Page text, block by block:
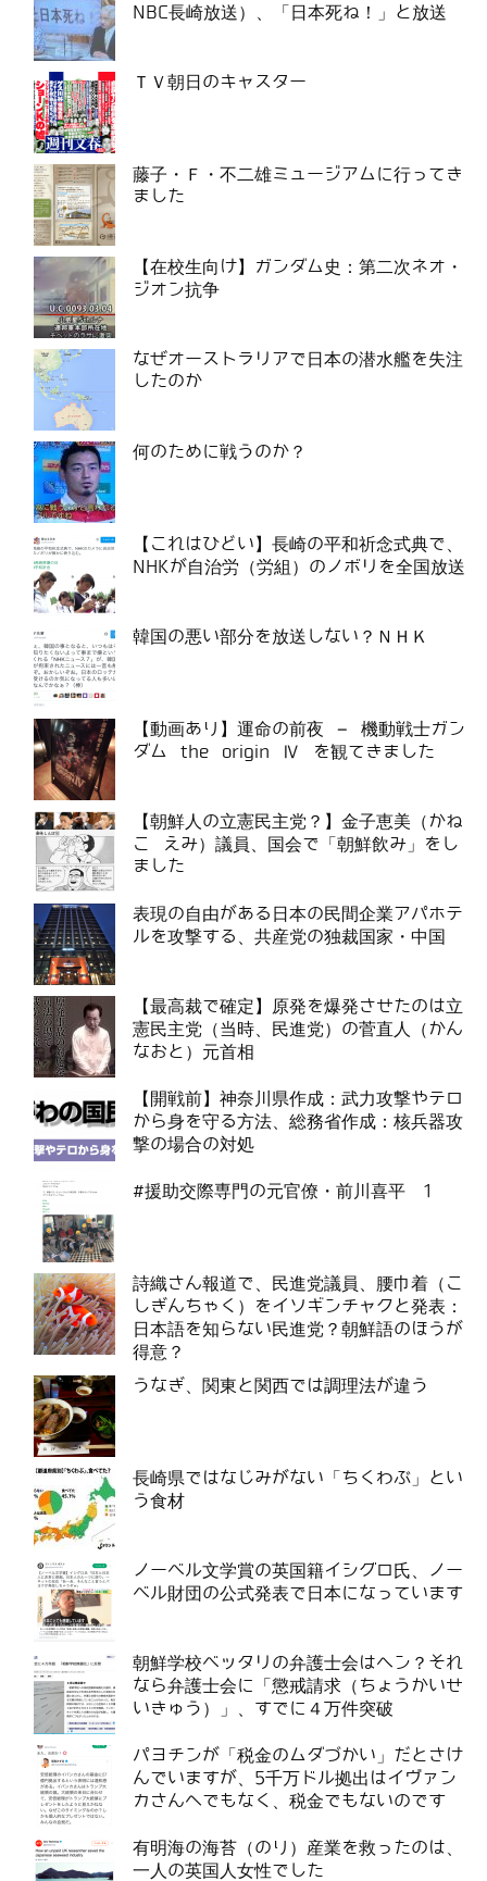
NBC長崎放送）、「日本死ね！」と放送
ＴＶ朝日のキャスター
藤子・Ｆ・不二雄ミュージアムに行ってき
ました
【在校生向け】ガンダム史：第二次ネオ・
ジオン抗争
なぜオーストラリアで日本の潜水艦を失注
したのか
何のために戦うのか？
【これはひどい】長崎の平和祈念式典で、
NHKが自治労（労組）のノボリを全国放送
韓国の悪い部分を放送しない？ＮＨＫ
【動画あり】運命の前夜 – 機動戦士ガン
ダム the origin Ⅳ を観てきました
【朝鮮人の立憲民主党？】金子恵美（かね
こ えみ）議員、国会で「朝鮮飲み」をし
ました
表現の自由がある日本の民間企業アパホテ
ルを攻撃する、共産党の独裁国家・中国
【最高裁で確定】原発を爆発させたのは立
憲民主党（当時、民進党）の菅直人（かん
なおと）元首相
【開戦前】神奈川県作成：武力攻撃やテロ
から身を守る方法、総務省作成：核兵器攻
撃の場合の対処
#援助交際専門の元官僚・前川喜平 1
詩織さん報道で、民進党議員、腰巾着（こ
しぎんちゃく）をイソギンチャクと発表：
日本語を知らない民進党？朝鮮語のほうが
得意？
うなぎ、関東と関西では調理法が違う
長崎県ではなじみがない「ちくわぶ」とい
う食材
ノーベル文学賞の英国籍イシグロ氏、ノー
ベル財団の公式発表で日本になっています
朝鮮学校ベッタリの弁護士会はヘン？それ
なら弁護士会に「懲戒請求（ちょうかいせ
いきゅう）」、すでに４万件突破
パヨチンが「税金のムダづかい」だとさけ
んでいますが、5千万ドル拠出はイヴァン
カさんへでもなく、税金でもないのです
有明海の海苔（のり）産業を救ったのは、
一人の英国人女性でした